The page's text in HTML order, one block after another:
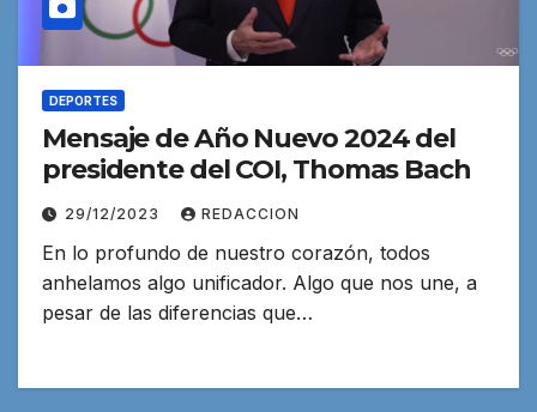
DEPORTES
Mensaje de Año Nuevo 2024 del
presidente del COI, Thomas Bach
29/12/2023 REDACCION
En lo profundo de nuestro corazón, todos
anhelamos algo unificador. Algo que nos une, a
pesar de las diferencias que…